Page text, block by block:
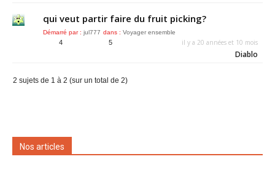
qui veut partir faire du fruit picking?
Démarré par : jul777 dans : Voyager ensemble
4 5 il y a 20 années et 10 mois
Diablo
2 sujets de 1 à 2 (sur un total de 2)
Nos articles